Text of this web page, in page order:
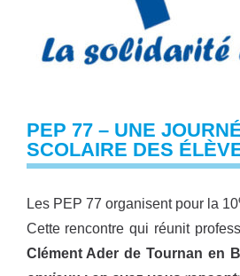
PEP 77 – UNE
SCOLAIRE DES
Les PEP 77 organisent pour la 10
Cette rencontre qui réunit
Clément Ader de Tournan en